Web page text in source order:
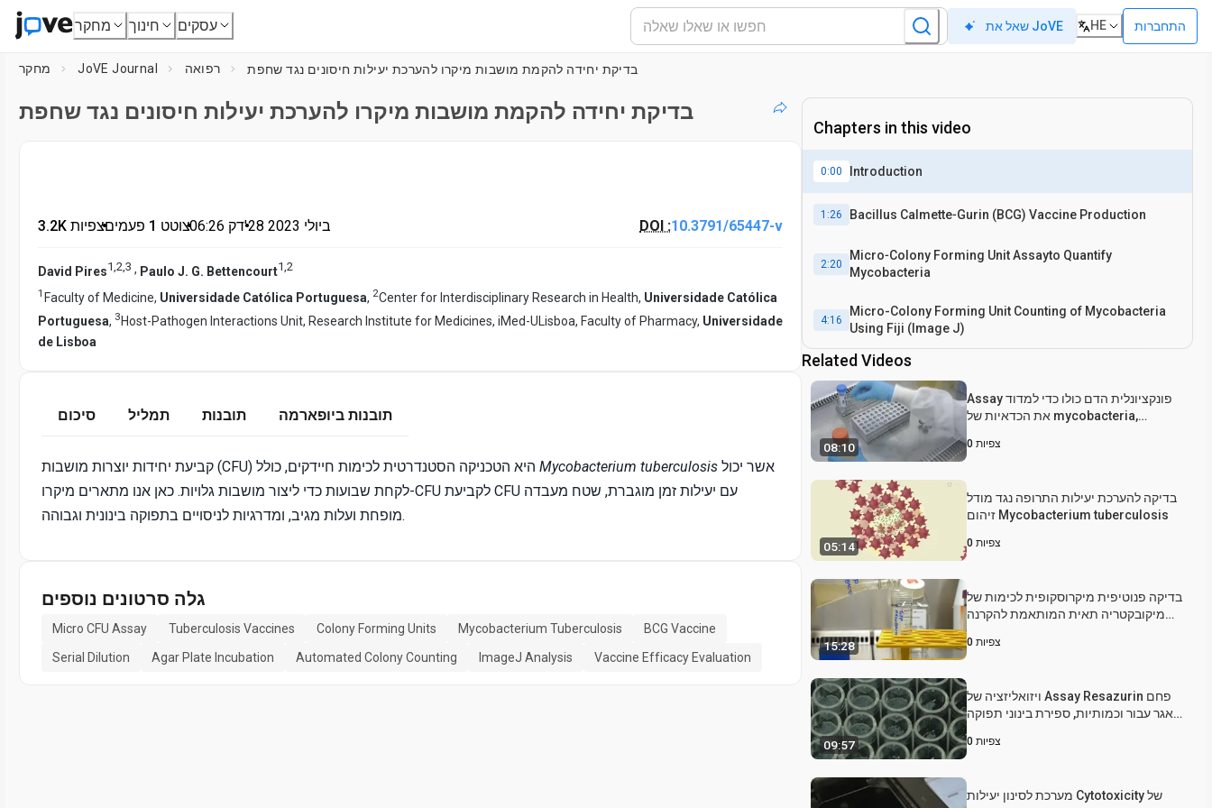
מחקר חינוך עסקים שאל את JoVE HE התחברות
מחקר JoVE Journal רפואה בדיקת יחידה להקמת מושבות מיקרו להערכת יעילות חיסונים נגד שחפת
בדיקת יחידה להקמת מושבות מיקרו להערכת יעילות חיסונים נגד שחפת
3.2K צפיות• צוטט 1 פעמים•06:26 דק'
• 28 ביולי 2023 DOI :10.3791/65447-v
David Pires1,2,3 , Paulo J. G. Bettencourt1,2
1 Faculty of Medicine, Universidade Católica Portuguesa, 2Center for Interdisciplinary Research in Health, Universidade Católica
Portuguesa, 3 Host-Pathogen Interactions Unit, Research Institute for Medicines, iMed-ULisboa, Faculty of Pharmacy, Universidade
de Lisboa
סיכום תמליל תובנות תובנות ביופארמה
Mycobacterium tuberculosis
לקחת שבועות כדי ליצור מושבות גלויות. כאן אנו מתארים מיקרו-CFU לקביעת CFU עם יעילות זמן מוגברת, שטח מעבדה
מופחת ועלות מגיב, ומדרגיות לניסויים בתפוקה בינונית וגבוהה.
גלה סרטונים נוספים
Micro CFU Assay Tuberculosis Vaccines Colony Forming Units Mycobacterium Tuberculosis
BCG Vaccine
Serial Dilution
Agar Plate Incubation Automated Colony Counting ImageJ Analysis Vaccine Efficacy Evaluation
Chapters in this video
0:00 Introduction
1:26 Bacillus Calmette‐Gurin (BCG) Vaccine Production
2:20
Micro‐Colony Forming Unit Assayto Quantify
Mycobacteria
4:16
Micro-Colony Forming Unit Counting of Mycobacteria
Using Fiji (Image J)
Related Videos
08:10
Assay פונקציונלית הדם כולו כדי למדוד
את הכדאיות של mycobacteria,
0 צפיות
05:14
בדיקה להערכת יעילות התרופה נגד מודל
זיהום Mycobacterium tuberculosis
0 צפיות
15:28
בדיקה פנוטיפית מיקרוסקופית לכימות של
מיקובקטריה תאית המותאמת להקרנה
0 צפיות
09:57
ויזואליזציה של Assay Resazurin פחם
אגר עבור וכמותיות, ספירת בינוני תפוקה
0 צפיות
מערכת לסינון יעילות Cytotoxicity של